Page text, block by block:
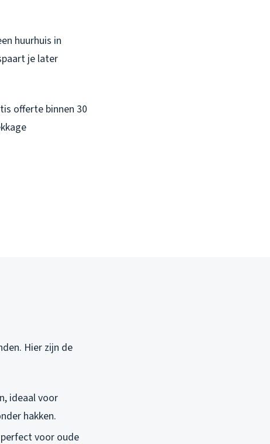
huurhuis in
je later
offerte binnen 30
Hier zijn de
ideaal voor
hakken.
voor oude